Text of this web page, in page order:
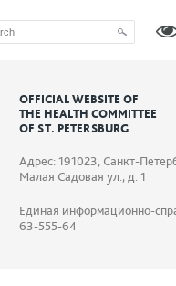
OFFICIAL WEBSITE OF
THE HEALTH COMMITTEE
OF ST. PETERSBURG
Адрес: 191023, Санкт-
Малая Садовая ул., д. 1
Единая информационно-
63-555-64